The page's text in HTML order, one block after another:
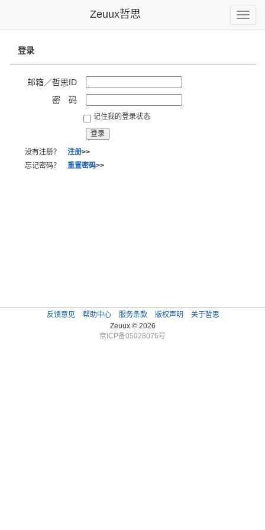
Toggle
Zeuux哲思
登录
邮箱／哲思ID
密 码
记住我的登录状态
没有注册？ 注册>>
忘记密码？ 重置密码>>
反馈意见 帮助中心 服务条款 版权声明
关于哲思
Zeuux © 2026
京ICP备05028076号